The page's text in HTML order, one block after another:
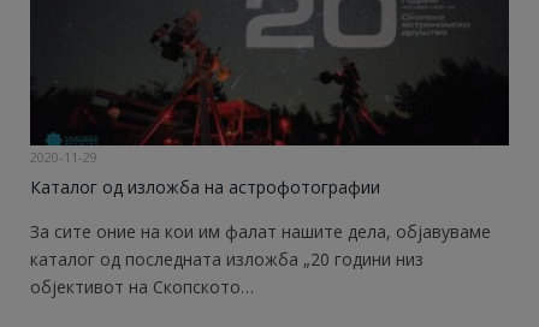
2020-11-29
Каталог од изложба на астрофотографии
За сите оние на кои им фалат нашите дела, објавуваме
каталог од последната изложба „20 години низ
објективот на Скопското…